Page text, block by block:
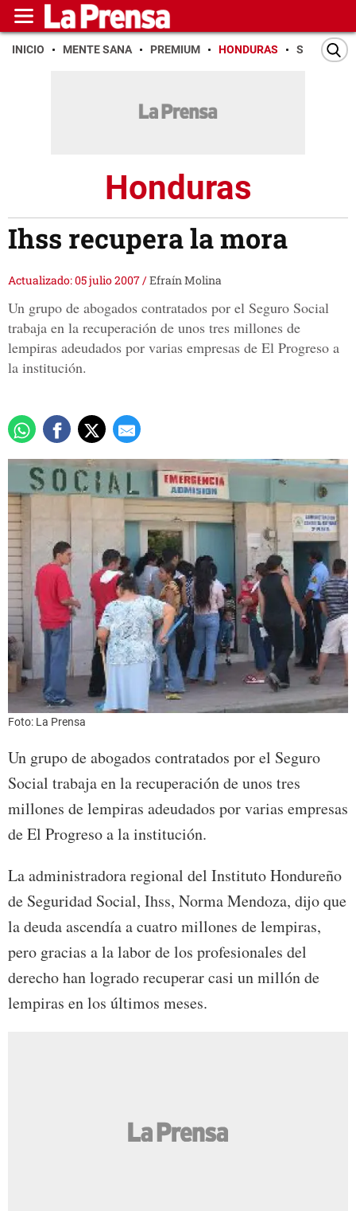
INICIO MENTE SANA PREMIUM HONDURAS SAN PEDRO
Honduras
Ihss recupera la mora
Actualizado: 05 julio 2007/Efraín Molina
Un grupo de abogados contratados por el Seguro Social
trabaja en la recuperación de unos tres millones de
lempiras adeudados por varias empresas de El Progreso a
la institución.
Foto: La Prensa
Un grupo de abogados contratados por el Seguro
Social trabaja en la recuperación de unos tres
millones de lempiras adeudados por varias empresas
de El Progreso a la institución.
La administradora regional del Instituto Hondureño
de Seguridad Social, Ihss, Norma Mendoza, dijo que
la deuda ascendía a cuatro millones de lempiras,
pero gracias a la labor de los profesionales del
derecho han logrado recuperar casi un millón de
lempiras en los últimos meses.